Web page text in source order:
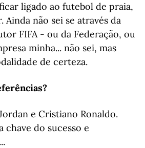
ligado ao futebol de praia,
Ainda não sei se através da
FIFA - ou da Federação, ou
minha... não sei, mas
de certeza.
e Cristiano Ronaldo.
chave do sucesso e